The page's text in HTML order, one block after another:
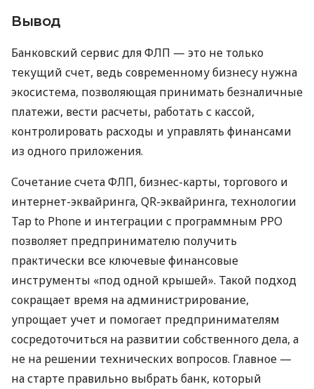
Вывод
Банковский сервис для ФЛП — это не только
текущий счет, ведь современному бизнесу нужна
экосистема, позволяющая принимать безналичные
платежи, вести расчеты, работать с кассой,
контролировать расходы и управлять финансами
из одного приложения.
Сочетание счета ФЛП, бизнес-карты, торгового и
интернет-эквайринга, QR-эквайринга, технологии
Tap to Phone и интеграции с программным РРО
позволяет предпринимателю получить
практически все ключевые финансовые
инструменты «под одной крышей». Такой подход
сокращает время на администрирование,
упрощает учет и помогает предпринимателям
сосредоточиться на развитии собственного дела, а
не на решении технических вопросов. Главное —
на старте правильно выбрать банк, который